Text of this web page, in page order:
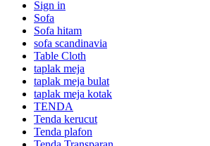
Sign in
Sofa
Sofa hitam
sofa scandinavia
Table Cloth
taplak meja
taplak meja bulat
taplak meja kotak
TENDA
Tenda kerucut
Tenda plafon